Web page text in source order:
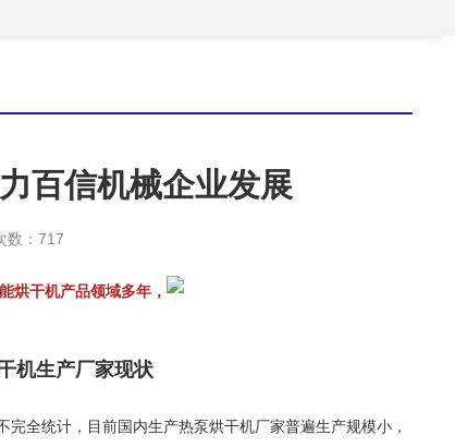
百信机械企业发展
数：717
烘干机产品领域多年，
机生产厂家现状
全统计，目前国内生产热泵烘干机厂家普遍生产规模小，